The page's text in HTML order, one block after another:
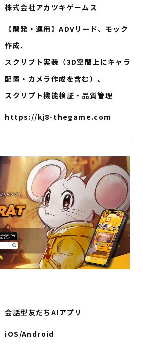
株式会社アカツキゲームス
【開発・運用】ADVリード、モック
作成、
スクリプト実装（3D空間上にキャラ
配置・カメラ作成を含む）、
スクリプト機能検証・品質管理
https://kj8-thegame.com
会話型友だちAIアプリ
iOS/Android